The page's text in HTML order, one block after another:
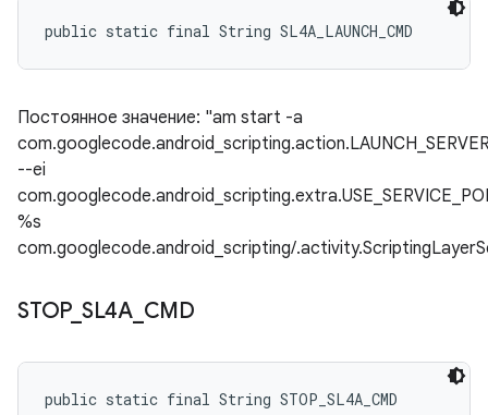
public static final String SL4A_LAUNCH_CMD
Постоянное значение: "am start -a
--ei
%s
com.googlecode.android_scripting/
STOP_ SL4A_ CMD
public static final String STOP_SL4A_CMD